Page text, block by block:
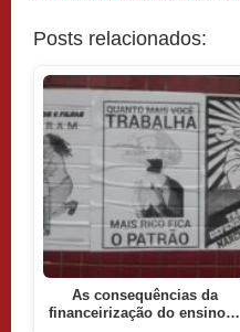
Posts relacionados:
As consequências da
financeirização do ensino…